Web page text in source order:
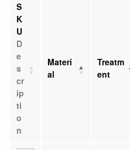
S
K
U
D
e
s
cr
ip
ti
o
n
Materi
al
Treatm
ent